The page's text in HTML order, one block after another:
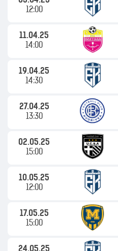
12:00
11.04.25
14:00
19.04.25
14:30
27.04.25
13:30
02.05.25
15:00
10.05.25
12:00
17.05.25
15:00